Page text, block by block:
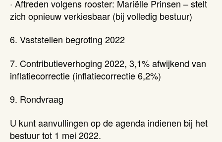
· Aftreden volgens rooster: Mariëlle Prinsen – stelt
zich opnieuw verkiesbaar (bij volledig bestuur)
6. Vaststellen begroting 2022
7. Contributieverhoging 2022, 3,1% afwijkend van
inflatiecorrectie (inflatiecorrectie 6,2%)
9. Rondvraag
U kunt aanvullingen op de agenda indienen bij het
bestuur tot 1 mei 2022.